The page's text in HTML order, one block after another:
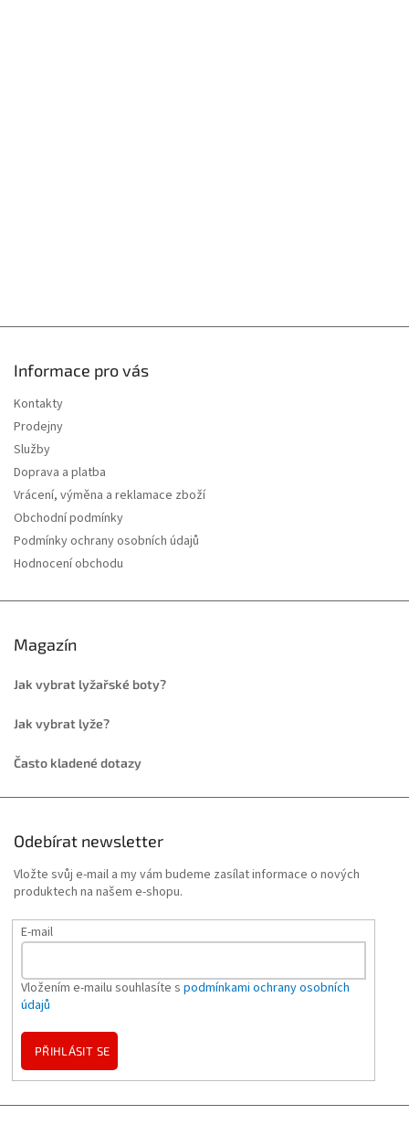
Informace pro vás
Kontakty
Prodejny
Služby
Doprava a platba
Vrácení, výměna a reklamace zboží
Obchodní podmínky
Podmínky ochrany osobních údajů
Hodnocení obchodu
Magazín
Jak vybrat lyžařské boty?
Jak vybrat lyže?
Často kladené dotazy
Odebírat newsletter
Vložte svůj e-mail a my vám budeme zasílat informace o nových
produktech na našem e-shopu.
E-mail
Vložením e-mailu souhlasíte s podmínkami ochrany osobních
údajů
PŘIHLÁSIT SE